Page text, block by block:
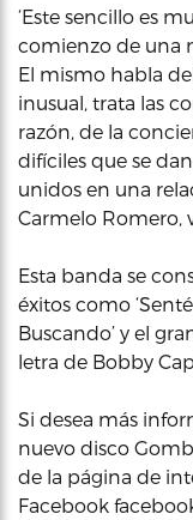
‘Este sencillo es
comienzo de una
El mismo habla
inusual, trata las
razón, de la
difíciles que se
unidos en una
Carmelo Romero,
Esta banda se
éxitos como
Buscando’ y el
letra de Bobby
Si desea más
nuevo disco
de la página de
Facebook